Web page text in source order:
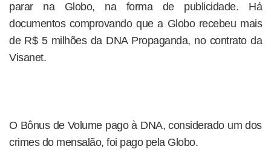
parar na Globo, na forma de publicidade. Há
documentos comprovando que a Globo recebeu mais
de R$ 5 milhões da DNA Propaganda, no contrato da
Visanet.
O Bônus de Volume pago à DNA, considerado um dos
crimes do mensalão, foi pago pela Globo.